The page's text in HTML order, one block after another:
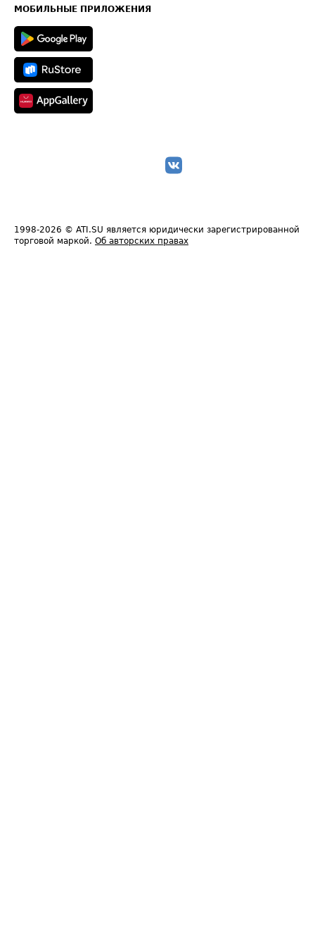
Техническая информация
МОБИЛЬНЫЕ ПРИЛОЖЕНИЯ
1998-2026 © ATI.SU является юридически зарегистрированной
торговой маркой. Об авторских правах